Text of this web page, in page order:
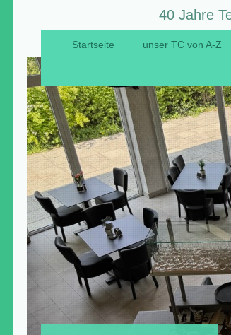
40 Jahre
Startseite unser TC von A-Z